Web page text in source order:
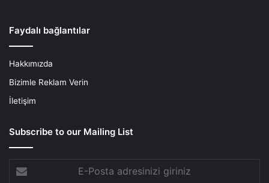
Faydalı bağlantılar
Hakkımızda
Bizimle Reklam Verin
İletişim
Subscribe to our Mailing List
Posta